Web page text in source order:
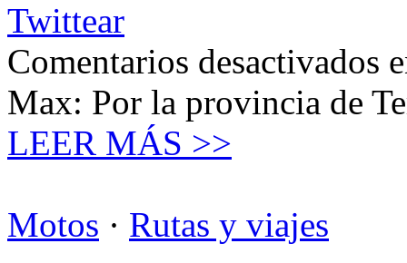
Twittear
Comentarios desactivados
Max: Por la provincia de
LEER MÁS >>
Motos · Rutas y viajes